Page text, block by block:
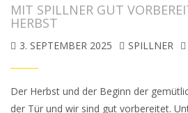
MIT SPILLNER GUT
HERBST
3. SEPTEMBER 2025 SPILLNER
Der Herbst und der Beginn der
der Tür und wir sind gut vorbereitet.